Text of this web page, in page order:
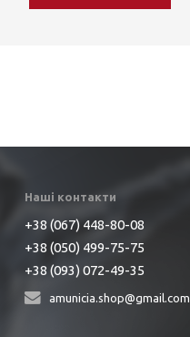
Наші контакти
+38 (067) 448-80-08
+38 (050) 499-75-75
+38 (093) 072-49-35
amunicia.shop@gmail.com